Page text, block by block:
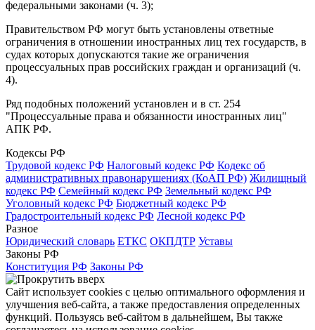
федеральными законами (ч. 3);
Правительством РФ могут быть установлены ответные
ограничения в отношении иностранных лиц тех государств, в
судах которых допускаются такие же ограничения
процессуальных прав российских граждан и организаций (ч.
4).
Ряд подобных положений установлен и в ст. 254
"Процессуальные права и обязанности иностранных лиц"
АПК РФ.
Кодексы РФ
Трудовой кодекс РФ Налоговый кодекс РФ Кодекс об
административных правонарушениях (КоАП РФ) Жилищный
кодекс РФ Семейный кодекс РФ Земельный кодекс РФ
Уголовный кодекс РФ Бюджетный кодекс РФ
Градостроительный кодекс РФ Лесной кодекс РФ
Разное
Юридический словарь ЕТКС ОКПДТР Уставы
Законы РФ
Конституция РФ Законы РФ
Сайт использует cookies с целью оптимального оформления и
улучшения веб-сайта, а также предоставления определенных
функций. Пользуясь веб-сайтом в дальнейшем, Вы также